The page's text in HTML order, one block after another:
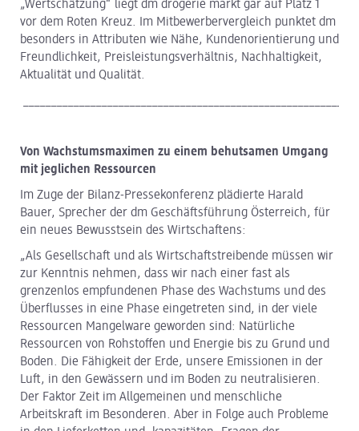
„Wertschätzung“ liegt dm drogerie markt gar auf Platz 1
vor dem Roten Kreuz. Im Mitbewerbervergleich punktet dm
besonders in Attributen wie Nähe, Kundenorientierung und
Freundlichkeit, Preisleistungsverhältnis, Nachhaltigkeit,
Aktualität und Qualität.
Von Wachstumsmaximen zu einem behutsamen Umgang
mit jeglichen Ressourcen
Im Zuge der Bilanz-Pressekonferenz plädierte Harald
Bauer, Sprecher der dm Geschäftsführung Österreich, für
ein neues Bewusstsein des Wirtschaftens:
„Als Gesellschaft und als Wirtschaftstreibende müssen wir
zur Kenntnis nehmen, dass wir nach einer fast als
grenzenlos empfundenen Phase des Wachstums und des
Überflusses in eine Phase eingetreten sind, in der viele
Ressourcen Mangelware geworden sind: Natürliche
Ressourcen von Rohstoffen und Energie bis zu Grund und
Boden. Die Fähigkeit der Erde, unsere Emissionen in der
Luft, in den Gewässern und im Boden zu neutralisieren.
Der Faktor Zeit im Allgemeinen und menschliche
Arbeitskraft im Besonderen. Aber in Folge auch Probleme